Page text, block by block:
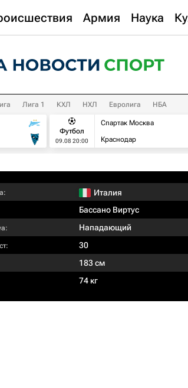
Армия Наука
Лига 1 КХЛ НХЛ Евролига НБА
Футбол
09.08 20:00
Спартак Москва
Краснодар
Италия
Бассано Виртус
Нападающий
30
183 см
74 кг